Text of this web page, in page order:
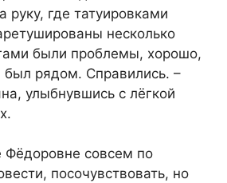
руку, где татуировками
несколько
были проблемы, хорошо,
был рядом. Справились. –
улыбнувшись с лёгкой
Фёдоровне совсем по
посочувствовать, но